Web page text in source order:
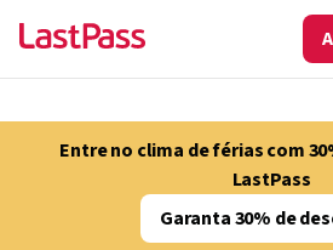
Entre no clima de férias com
LastPass
Garanta 30% de